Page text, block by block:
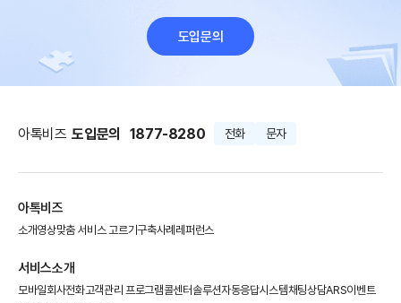
도입문의
아톡비즈 도입문의 1877-8280 전화 문자
아톡비즈
소개영상맞춤 서비스 고르기구축사례 레퍼런스
서비스소개
모바일회사전화고객관리 프로그램콜센터솔루션자동응답시스템채팅상담ARS이벤트